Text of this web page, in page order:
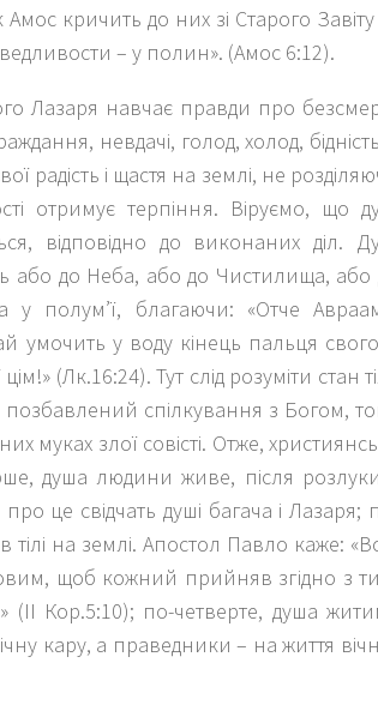
кричить до них зі Старого Завіту
– у полин». (Амос 6:12).
Лазаря навчає правди про
невдачі, голод, холод,
радість і щастя на землі, не
отримує терпіння. Віруємо, що
відповідно до виконаних діл.
або до Неба, або до Чистилища, або
у полум’ї, благаючи: «Отче
умочить у воду кінець пальця
» (Лк.16:24). Тут слід розуміти стан
позбавлений спілкування з Богом,
муках злої совісті. Отже,
душа людини живе, після
це свідчать душі багача і Лазаря;
тілі на землі. Апостол Павло каже: «
щоб кожний прийняв згідно з
» (ІІ Кор.5:10); по-четверте, душа
кару, а праведники – на життя